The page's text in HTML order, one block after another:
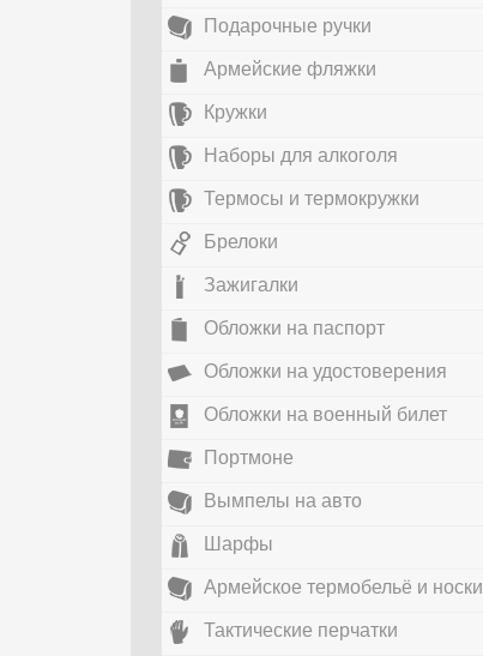
Подарочные ручки
Армейские фляжки
Кружки
Наборы для алкоголя
Термосы и термокружки
Брелоки
Зажигалки
Обложки на паспорт
Обложки на удостоверения
Обложки на военный билет
Портмоне
Вымпелы на авто
Шарфы
Армейское термобельё и носки
Тактические перчатки